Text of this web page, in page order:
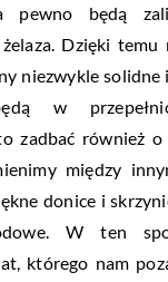
pewno będą
Dzięki temu
niezwykle solidne
w
zadbać również o
między
donice i
W ten
którego nam